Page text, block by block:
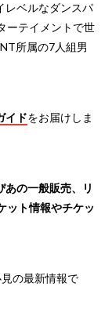
レベルなダンスパ
ーテイメントで世
所属の7人組男
イドをお届けしま
の一般販売、リ
ット情報やチケッ
の最新情報で